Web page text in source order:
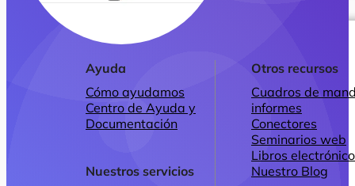
Ayuda
Cómo ayudamos
Centro de Ayuda y
Documentación
Nuestros servicios
Otros recursos
Cuadros de
informes
Conectores
Seminarios web
Libros
Nuestro Blog